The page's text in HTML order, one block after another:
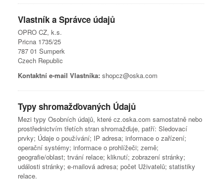
Vlastník a Správce údajů
OPRO CZ, k.s.
Pricna 1735/25
787 01 Sumperk
Czech Republic
Kontaktní e-mail Vlastníka: shopcz@oska.com
Typy shromažďovaných Údajů
Mezi typy Osobních údajů, které cz.oska.com samostatně nebo
prostřednictvím třetích stran shromažďuje, patří: Sledovací
prvky; Údaje o používání; IP adresa; informace o zařízení;
operační systémy; informace o prohlížeči; země;
geografie/oblast; trvání relace; kliknutí; zobrazení stránky;
události stránky; e-mailová adresa; počet Uživatelů; statistiky
relace.